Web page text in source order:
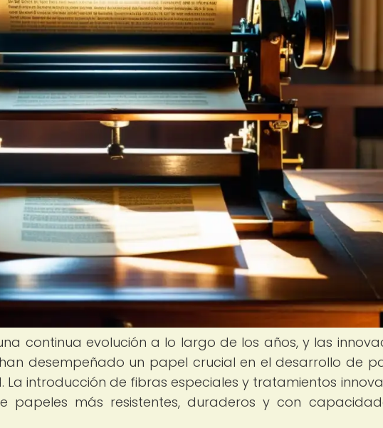
continua evolución a lo largo de los años, y las
desempeñado un papel crucial en el desarrollo de
introducción de fibras especiales y tratamientos
papeles más resistentes, duraderos y con